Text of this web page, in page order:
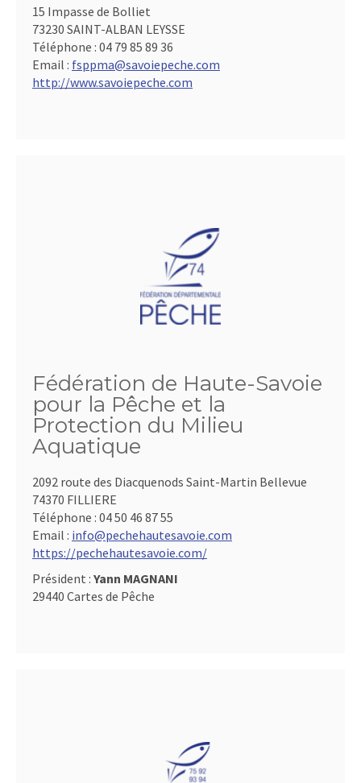
15 Impasse de Bolliet
73230 SAINT-ALBAN LEYSSE
Téléphone : 04 79 85 89 36
Email : fsppma@savoiepeche.com
http://www.savoiepeche.com
Fédération de Haute-Savoie
pour la Pêche et la
Protection du Milieu
Aquatique
2092 route des Diacquenods Saint-Martin Bellevue
74370 FILLIERE
Téléphone : 04 50 46 87 55
Email : info@pechehautesavoie.com
https://pechehautesavoie.com/
Président : Yann MAGNANI
29440 Cartes de Pêche